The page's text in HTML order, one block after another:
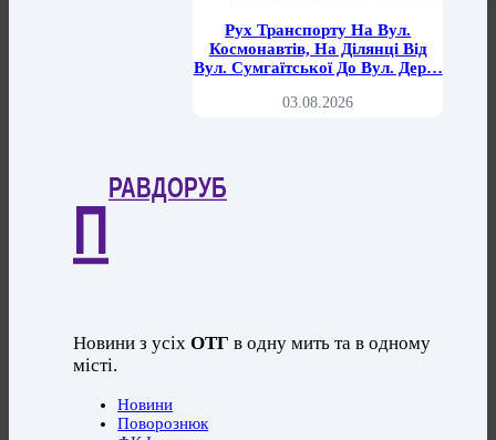
Рух Транспорту На Вул.
Космонавтів, На Ділянці Від
Вул. Сумгаїтської До Вул. Дер…
03.08.2026
П
РАВДОРУБ
Новини з усіхОТГ в одну мить та в одному
місті.
Новини
Поворознюк